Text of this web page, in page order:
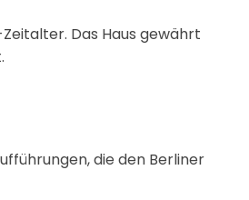
Das Haus gewährt
die den Berliner